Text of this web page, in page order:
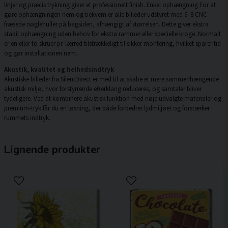
linjer og præcis trykning giver et professionelt finish. Enkel ophængning For at
gøre ophængningen nem og bekvem er alle billeder udstyret med 6–8 CNC-
fræsede nøglehuller på bagsiden, afhængigt af størrelsen. Dette giver ekstra
stabil ophængning uden behov for ekstra rammer eller specielle kroge. Normalt
er en eller to skruer pr. lærred tilstrækkeligt til sikker montering, hvilket sparer tid
og gør installationen nem.
Akustik, kvalitet og helhedsindtryk
Akustiske billeder fra SilentDirect er med til at skabe et mere sammenhængende
akustisk miljø, hvor forstyrrende efterklang reduceres, og samtaler bliver
tydeligere. Ved at kombinere akustisk funktion med nøje udvalgte materialer og
premium-tryk får du en løsning, der både forbedrer lydmiljøet og forstærker
rummets indtryk.
Lignende produkter